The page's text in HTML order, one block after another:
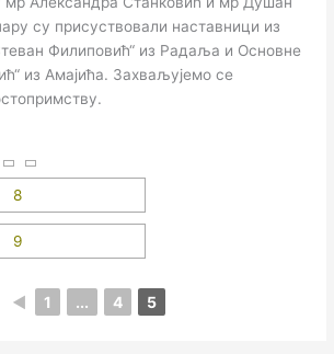
су присуствовали наставници из
Филиповић“ из Радаља и Основне
из Амајића. Захваљујемо се
◄ 1 ... 4 5